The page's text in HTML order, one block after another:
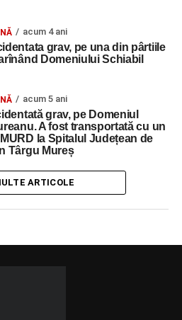
acum 4 ani
grav, pe una din pârtiile
Domeniului Schiabil
acum 5 ani
grav, pe Domeniul
A fost transportată cu un
la Spitalul Județean de
Târgu Mureș
ARTICOLE